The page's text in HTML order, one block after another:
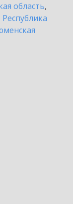
область,
Республика